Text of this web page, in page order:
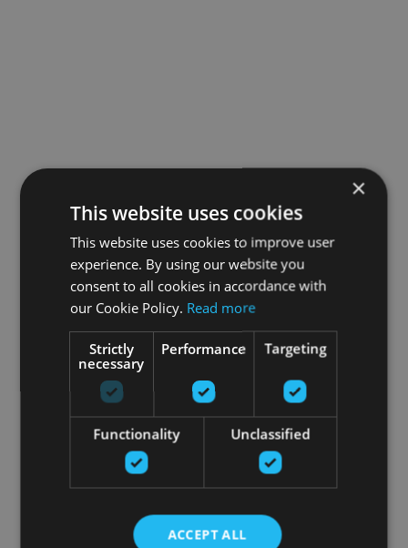
×
This website uses cookies
This website uses cookies to improve user
experience. By using our website you
consent to all cookies in accordance with
our Cookie Policy. Read more
Strictly
necessary
Performance Targeting
Functionality Unclassified
ACCEPT ALL